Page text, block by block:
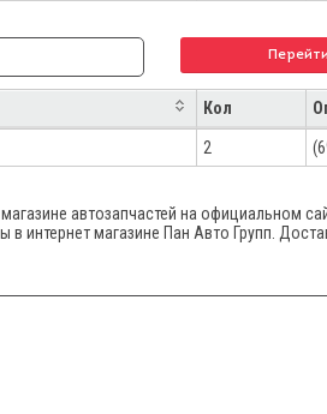
Кол
2
автозапчастей на официальном
интернет магазине Пан Авто Групп.